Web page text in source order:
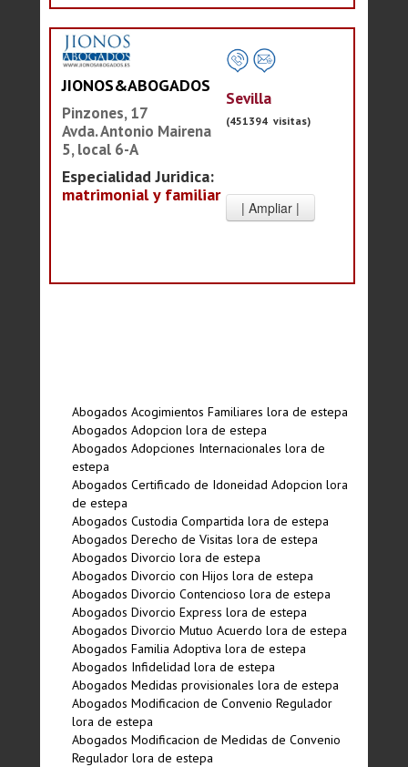
JIONOS&ABOGADOS
Pinzones, 17
Avda. Antonio Mairena
5, local 6-A
Especialidad Juridica:
matrimonial y familiar
Sevilla
(451394 visitas)
Abogados Acogimientos Familiares lora de estepa
Abogados Adopcion lora de estepa
Abogados Adopciones Internacionales lora de
estepa
Abogados Certificado de Idoneidad Adopcion lora
de estepa
Abogados Custodia Compartida lora de estepa
Abogados Derecho de Visitas lora de estepa
Abogados Divorcio lora de estepa
Abogados Divorcio con Hijos lora de estepa
Abogados Divorcio Contencioso lora de estepa
Abogados Divorcio Express lora de estepa
Abogados Divorcio Mutuo Acuerdo lora de estepa
Abogados Familia Adoptiva lora de estepa
Abogados Infidelidad lora de estepa
Abogados Medidas provisionales lora de estepa
Abogados Modificacion de Convenio Regulador
lora de estepa
Abogados Modificacion de Medidas de Convenio
Regulador lora de estepa